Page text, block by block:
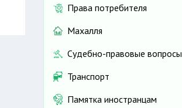
Права потребителя
Махалля
Судебно-правовые вопросы
Транспорт
Памятка иностранцам